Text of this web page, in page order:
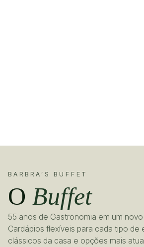
BARBRA’S BUFFET
O Buffet
55 anos de Gastronomia em um
Cardápios flexíveis para cada tipo de
clássicos da casa e opções mais